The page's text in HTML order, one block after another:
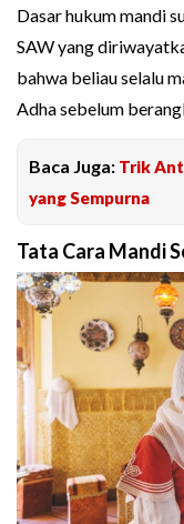
Dasar hukum mandi
SAW yang
bahwa beliau selalu
Adha sebelum
Baca Juga: Trik
yang Sempurna
Tata Cara Mandi